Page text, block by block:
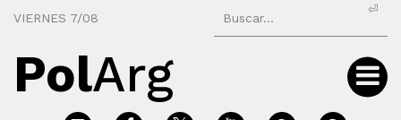
VIERNES 7/08
⏎
PolArg